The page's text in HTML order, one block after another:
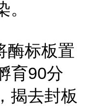
酶标板置
育90分
揭去封板